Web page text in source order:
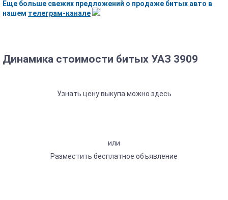
Еще больше свежих предложений о продаже битых авто в
нашем телеграм-канале
Динамика стоимости битых УАЗ 3909
Узнать цену выкупа можно здесь
или
Разместить бесплатное объявление